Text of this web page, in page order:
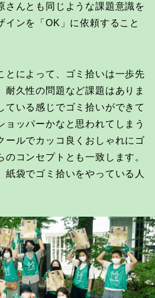
さんとも同じような課題意識を
インを「OK」に依頼すること
とによって、ゴミ拾いは一歩先
耐久性の問題など課題はありま
ている感じでゴミ拾いができて
ョッパーかなと思われてしまう
ールでカッコ良くおしゃれにゴ
のコンセプトとも一致します。
紙袋でゴミ拾いをやっている人